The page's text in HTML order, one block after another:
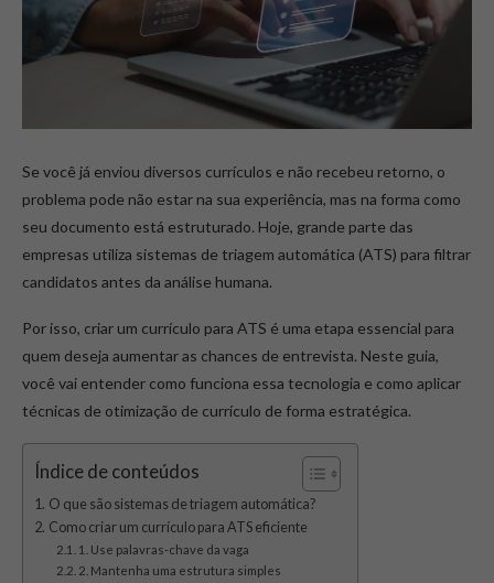
Se você já enviou diversos currículos e não recebeu retorno, o
problema pode não estar na sua experiência, mas na forma como
seu documento está estruturado. Hoje, grande parte das
empresas utiliza sistemas de triagem automática (ATS) para filtrar
candidatos antes da análise humana.
Por isso, criar um currículo para ATS é uma etapa essencial para
quem deseja aumentar as chances de entrevista. Neste guia,
você vai entender como funciona essa tecnologia e como aplicar
técnicas de otimização de currículo de forma estratégica.
Índice de conteúdos
O que são sistemas de triagem automática?
Como criar um currículo para ATS eficiente
1. Use palavras-chave da vaga
2. Mantenha uma estrutura simples